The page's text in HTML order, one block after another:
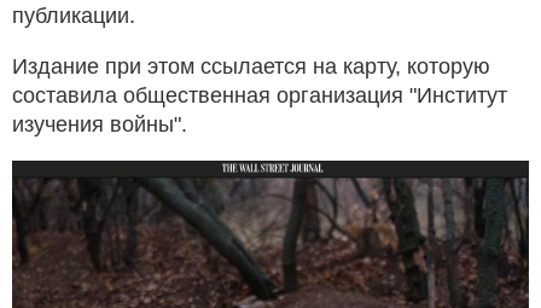
публикации.
Издание при этом ссылается на карту, которую
составила общественная организация "Институт
изучения войны".